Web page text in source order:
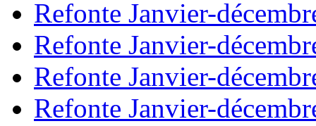
Refonte Janvier-
Refonte Janvier-
Refonte Janvier-
Refonte Janvier-